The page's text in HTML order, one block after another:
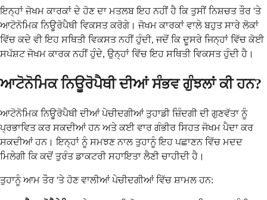
ਇਨ੍ਹਾਂ ਜੋਖਮ ਕਾਰਕਾਂ ਦੇ ਹੋਣ ਦਾ ਮਤਲਬ ਇਹ ਨਹੀਂ ਹੈ ਕਿ ਤੁਸੀਂ ਨਿਸ਼ਚਤ ਤੌਰ 'ਤੇ
ਆਟੋਨੋਮਿਕ ਨਿਊਰੋਪੈਥੀ ਵਿਕਸਤ ਕਰੋਗੇ। ਜੋਖਮ ਕਾਰਕਾਂ ਵਾਲੇ ਬਹੁਤ ਸਾਰੇ ਲੋਕਾਂ
ਵਿੱਚ ਕਦੇ ਵੀ ਇਹ ਸਥਿਤੀ ਵਿਕਸਤ ਨਹੀਂ ਹੁੰਦੀ, ਜਦੋਂ ਕਿ ਦੂਸਰੇ ਜਿਨ੍ਹਾਂ ਵਿੱਚ ਕੋਈ
ਸਪੱਸ਼ਟ ਜੋਖਮ ਕਾਰਕ ਨਹੀਂ ਹੁੰਦੇ, ਉਨ੍ਹਾਂ ਵਿੱਚ ਇਹ ਸਥਿਤੀ ਵਿਕਸਤ ਹੁੰਦੀ ਹੈ।
ਆਟੋਨੋਮਿਕ ਨਿਊਰੋਪੈਥੀ ਦੀਆਂ ਸੰਭਵ ਗੁੰਝਲਾਂ ਕੀ ਹਨ?
ਆਟੋਨੋਮਿਕ ਨਿਊਰੋਪੈਥੀ ਦੀਆਂ ਪੇਚੀਦਗੀਆਂ ਤੁਹਾਡੀ ਜ਼ਿੰਦਗੀ ਦੀ ਗੁਣਵੱਤਾ ਨੂੰ
ਪ੍ਰਭਾਵਿਤ ਕਰ ਸਕਦੀਆਂ ਹਨ ਅਤੇ ਕਈ ਵਾਰ ਗੰਭੀਰ ਸਿਹਤ ਜੋਖਮ ਪੈਦਾ ਕਰ
ਸਕਦੀਆਂ ਹਨ। ਇਨ੍ਹਾਂ ਨੂੰ ਸਮਝਣ ਨਾਲ ਤੁਹਾਨੂੰ ਇਹ ਪਛਾਣਨ ਵਿੱਚ ਮਦਦ
ਮਿਲੇਗੀ ਕਿ ਕਦੋਂ ਤੁਰੰਤ ਡਾਕਟਰੀ ਸਹਾਇਤਾ ਲੈਣੀ ਚਾਹੀਦੀ ਹੈ।
ਤੁਹਾਨੂੰ ਆਮ ਤੌਰ 'ਤੇ ਹੋਣ ਵਾਲੀਆਂ ਪੇਚੀਦਗੀਆਂ ਵਿੱਚ ਸ਼ਾਮਲ ਹਨ: